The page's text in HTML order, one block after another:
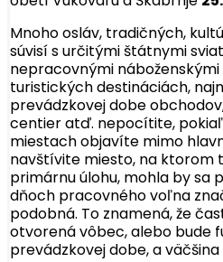
Mnoho osláv, tradičných,
súvisí s určitými štátnymi
nepracovnými náboženskými
turistických destináciách,
prevádzkovej dobe
centier atď. nepocítite,
miestach objavíte mimo
navštívite miesto, na ktorom
primárnu úlohu, mohla by sa
dňoch pracovného voľna
podobná. To znamená, že
otvorená vôbec, alebo bude
prevádzkovej dobe, a